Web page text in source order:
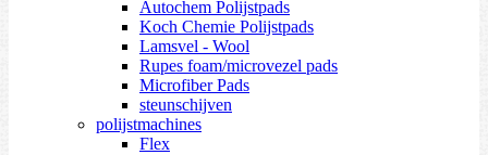
Autochem Polijstpads
Koch Chemie Polijstpads
Lamsvel - Wool
Rupes foam/microvezel pads
Microfiber Pads
steunschijven
polijstmachines
Flex